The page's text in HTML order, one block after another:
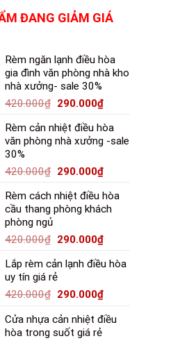
ĐANG GIẢM GIÁ
Rèm ngăn lạnh điều hòa
gia đình văn phòng nhà kho
nhà xưởng- sale 30%
420.000₫ 290.000₫
Rèm cản nhiệt điều hòa
văn phòng nhà xưởng -sale
30%
420.000₫ 290.000₫
Rèm cách nhiệt điều hòa
cầu thang phòng khách
phòng ngủ
420.000₫ 290.000₫
Lắp rèm cản lạnh điều hòa
uy tín giá rẻ
420.000₫ 290.000₫
Cửa nhựa cản nhiệt điều
hòa trong suốt giá rẻ